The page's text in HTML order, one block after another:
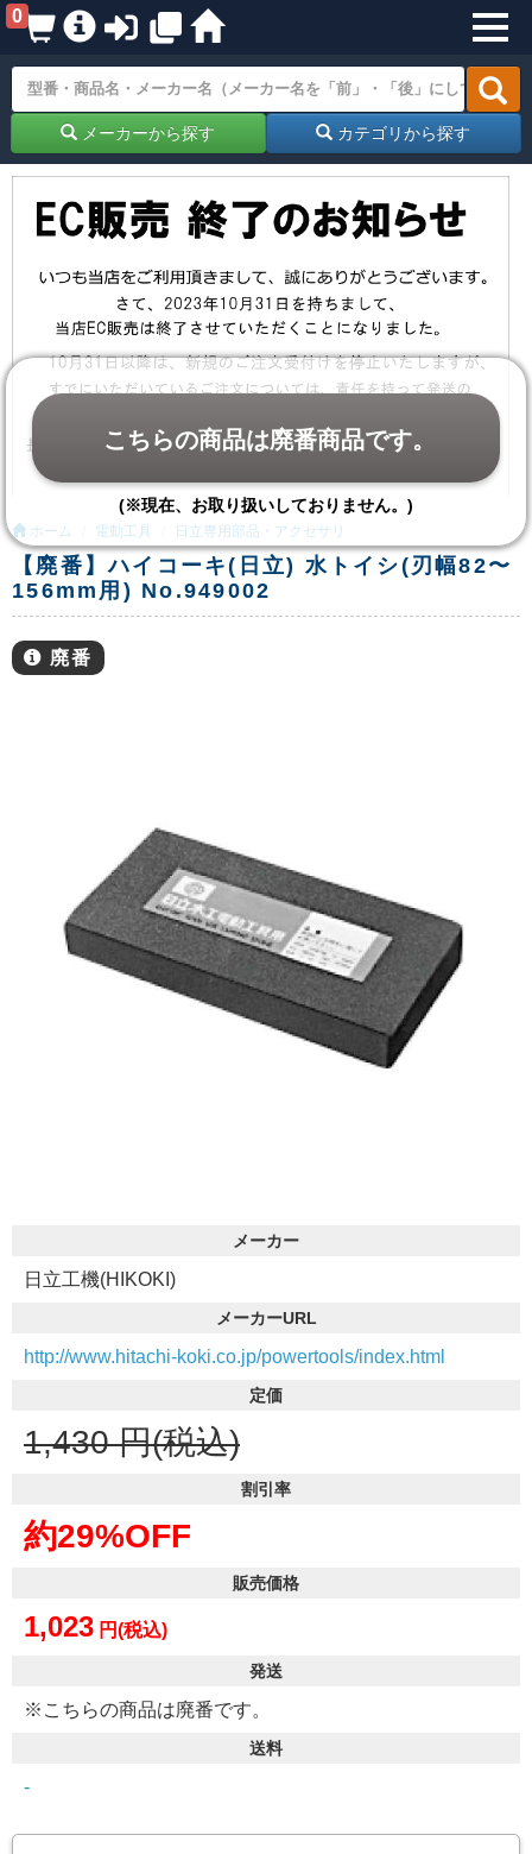
0
メーカーから探す カテゴリから探す
ホーム 電動工具 日立専用部品・アクセサリ
【廃番】ハイコーキ(日立) 水トイシ(刃幅82〜
156mm用) No.949002
廃番
メーカー
日立工機(HIKOKI)
メーカーURL
http://www.hitachi-koki.co.jp/powertools/index.html
定価
1,430 円(税込)
割引率
約29%OFF
販売価格
1,023 円(税込)
発送
※こちらの商品は廃番です。
送料
-
こちらの商品は廃番商品です。
(※現在、お取り扱いしておりません。)